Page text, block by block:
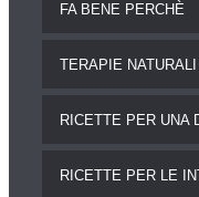
FA BENE PERCHÈ
TERAPIE
RICETTE PER UNA
RICETTE PER LE